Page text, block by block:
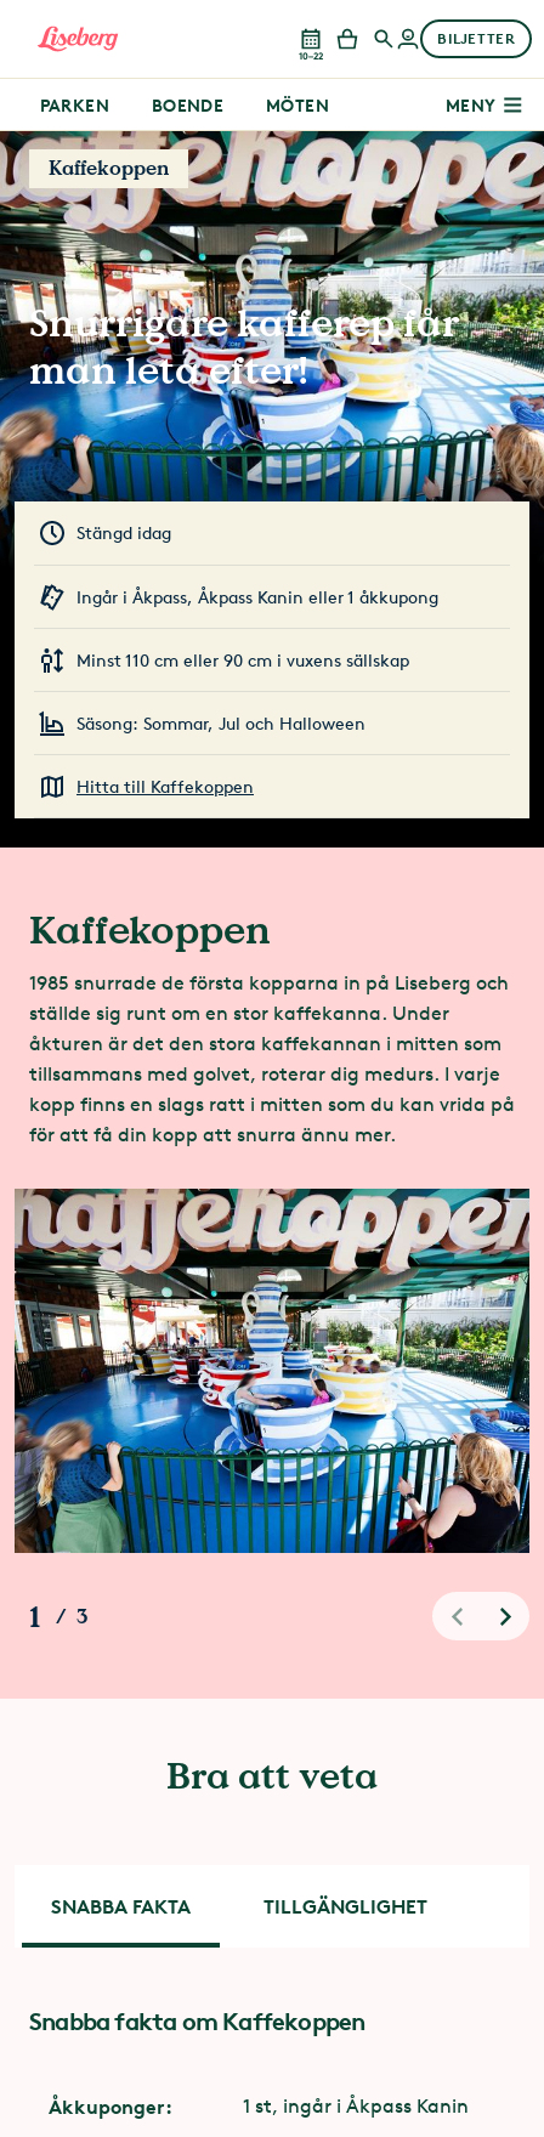
10–22
BILJETTER
PARKEN BOENDE MÖTEN MENY
Kaffekoppen
Snurrigare kafferep får
man leta efter!
Stängd idag
Ingår i Åkpass, Åkpass Kanin eller 1 åkkupong
Minst 110 cm eller 90 cm i vuxens sällskap
Säsong: Sommar, Jul och Halloween
Hitta till Kaffekoppen
Kaffekoppen
1985 snurrade de första kopparna in på Liseberg och
ställde sig runt om en stor kaffekanna. Under
åkturen är det den stora kaffekannan i mitten som
tillsammans med golvet, roterar dig medurs. I varje
kopp finns en slags ratt i mitten som du kan vrida på
för att få din kopp att snurra ännu mer.
1 / 3
Bra att veta
SNABBA FAKTA TILLGÄNGLIGHET
Snabba fakta om Kaffekoppen
Åkkuponger: 1 st, ingår i Åkpass Kanin
Tillgänglighet
attraktionens utgång. Kontakta
attraktionspersonalen på plats